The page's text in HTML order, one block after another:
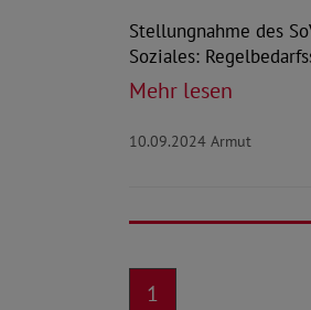
Stellungnahme des
Soziales:
Mehr lesen
10.09.2024 Armut
1